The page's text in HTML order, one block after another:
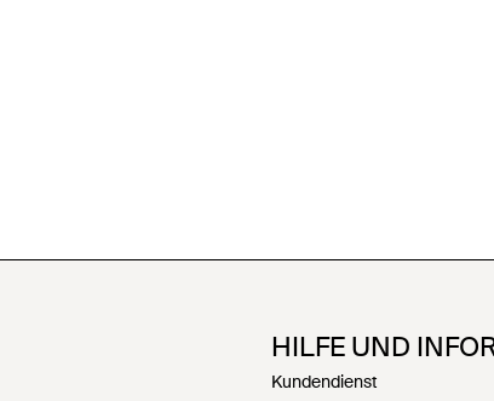
HILFE UND
Kundendienst